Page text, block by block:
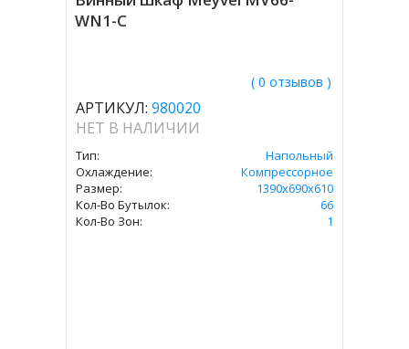
WN1-C
( 0 отзывов )
АРТИКУЛ: 980020
НЕТ В НАЛИЧИИ
Тип:
Напольный
Охлаждение:
Компрессорное
Размер:
1390х690х610
Кол-Во Бутылок:
66
Кол-Во Зон:
1